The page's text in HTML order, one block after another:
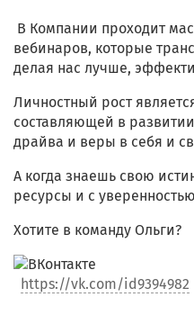
В Компании проходит
вебинаров, которые
делая нас лучше,
Личностный рост
составляющей в
драйва и веры в себя и
А когда знаешь свою
ресурсы и с
Хотите в команду Ольги?
https://vk.com/id9394982